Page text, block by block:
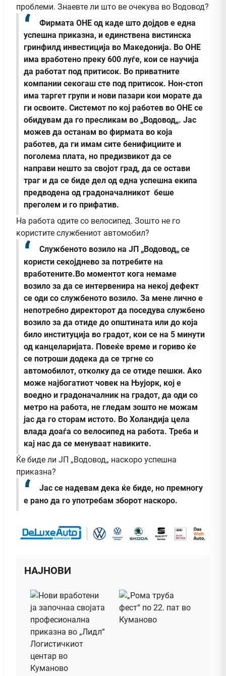
проблеми. Знаевте ли што ве очекува во Водовод?
Фирмата ОНЕ од каде што дојдов е една
успешна приказна, и единствена вистинска
гринфилд инвестиција во Македонија. Во ОНЕ
има вработено преку 600 луѓе, кои се научија
да работат под притисок. Во приватните
компании секогаш сте под притисок. Нон-стоп
има таргет групи и нови пазари кои морате да
ги освоите. Системот по кој работев во ОНЕ се
обидувам да го пресликам во „Водовод„. Јас
можев да останам во фирмата во која
работев, да ги имам сите бенифициите и
поголема плата, но предизвикот да се
направи нешто за својот град, да се остави
траг и да се биде дел од една успешна екипа
предводена од градоначалникот беше
преголем и го прифатив.
На работа одите со велосипед. Зошто не го
користите службениот автомобил?
Службеното возило на ЈП „Водовод„ се
користи секојднево за потребите на
вработените.Во моментот кога немаме
возило за да се интервенира на некој дефект
се оди со службеното возило. За мене лично е
непотребно директорот да поседува службено
возило за да отиде до општината или до која
било институција во градот, кои се на 5 минути
од канцеларијата. Повеќе време и гориво ќе
се потроши додека да се тргне со
автомобилот, отколку да се отиде пешки. Ако
може најбогатиот човек на Њујорк, кој е
воедно и градоначалник на градот, да оди со
метро на работа, не гледам зошто не можам
јас да го сторам истото. Во Холандија цела
влада доаѓа со велосипед на работа. Треба и
кај нас да се менуваат навиките.
Ќе биде ли ЈП „Водовод„ наскоро успешна
приказна?
Јас се надевам дека ќе биде, но премногу
е рано да го употребам зборот наскоро.
НАЈНОВИ